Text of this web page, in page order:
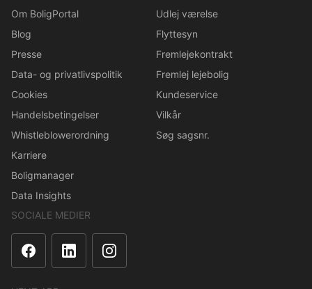
Om BoligPortal
Blog
Presse
Data- og privatlivspolitik
Cookies
Handelsbetingelser
Whistleblowerordning
Karriere
Boligmanager
Data Insights
Udlej værelse
Flyttesyn
Fremlejekontrakt
Fremlej lejebolig
Kundeservice
Vilkår
Søg sagsnr.
SOCIALE MEDIER